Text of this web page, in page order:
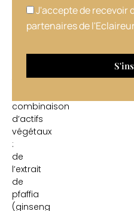
chevelu.
sérum
toujours
combinaison
d’actifs
végétaux
:
de
l’extrait
de
pfaffia
(ginseng
J'accepte de recevoir
partenaires de